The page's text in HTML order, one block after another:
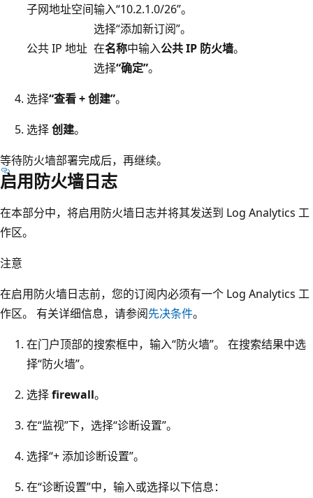
子网地址空间输入“10.2.1.0/26”。
公共 IP 地址
选择“添加新订阅”。
在名称中输入公共 IP 防火墙。
选择“确定”。
选择“查看 + 创建”。
选择创建。
等待防火墙部署完成后，再继续。
启用防火墙日志
在本部分中，将启用防火墙日志并将其发送到 Log Analytics 工
作区。
注意
在启用防火墙日志前，您的订阅内必须有一个 Log Analytics 工
作区。 有关详细信息，请参阅先决条件。
在门户顶部的搜索框中，输入“防火墙”。 在搜索结果中选
择“防火墙”。
选择firewall。
在“监视”下，选择“诊断设置”。
选择“+ 添加诊断设置”。
在“诊断设置”中，输入或选择以下信息：